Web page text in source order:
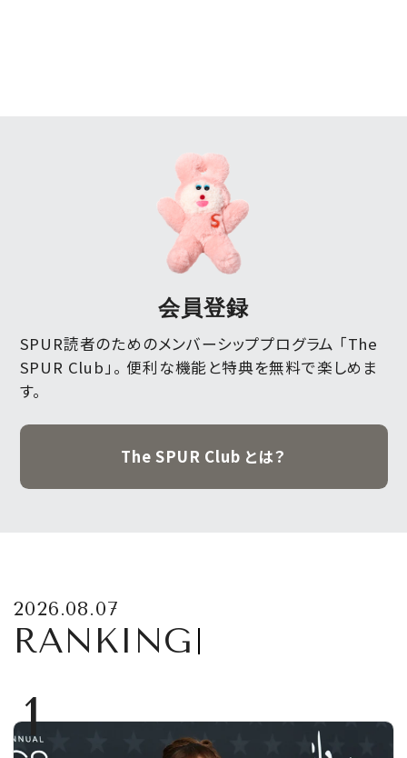
会員登録
SPUR読者のためのメンバーシッププログラム 「The
SPUR Club」。 便利な機能と特典を無料で楽しめま
す。
The SPUR Club とは？
2026.08.07
RANKING
1